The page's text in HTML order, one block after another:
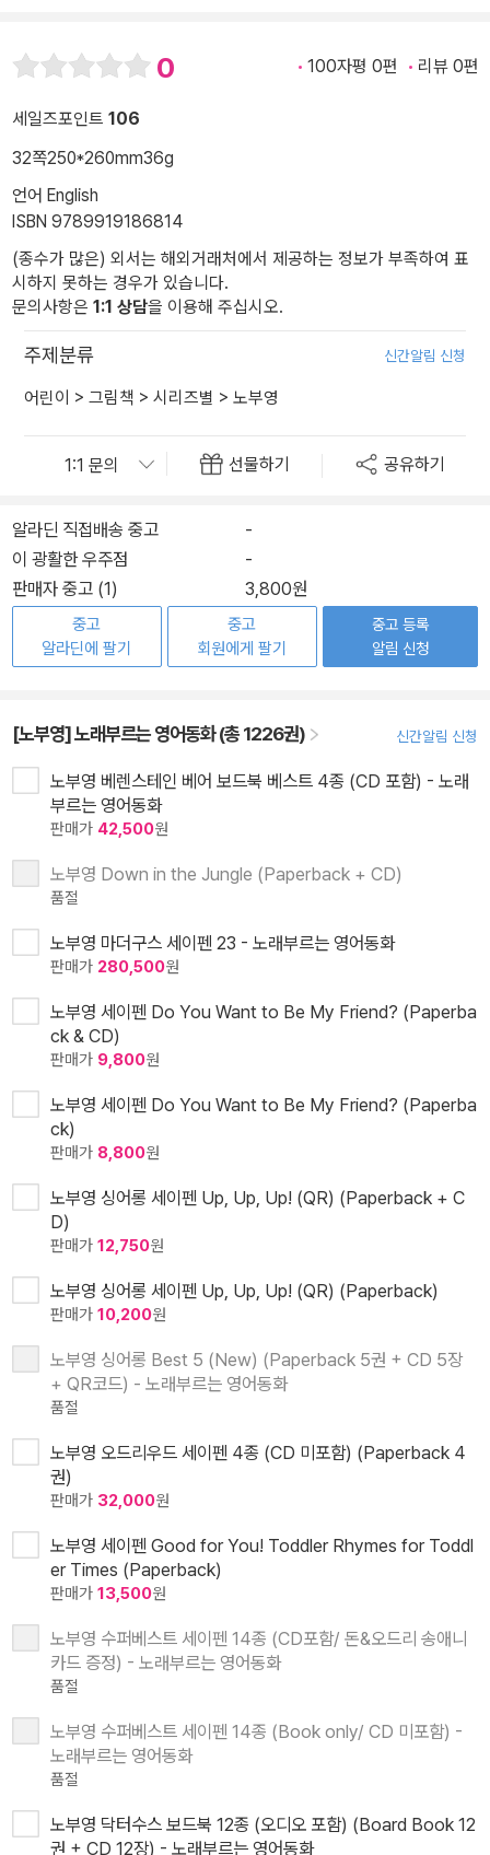
0 100자평 0편 리뷰 0편
세일즈포인트 106
32쪽250*260mm36g
언어 English
ISBN 9789919186814
(종수가 많은) 외서는 해외거래처에서 제공하는 정보가 부족하여 표
시하지 못하는 경우가 있습니다.
문의사항은 1:1 상담을 이용해 주십시오.
주제분류 신간알림 신청
어린이 > 그림책 > 시리즈별 > 노부영
선물하기 공유하기
알라딘 직접배송 중고
-
이 광활한 우주점
-
판매자 중고 (1)
3,800원
중고
알라딘에 팔기
중고
회원에게 팔기
중고 등록
알림 신청
[노부영] 노래부르는 영어동화 (총 1226권) 신간알림 신청
노부영 베렌스테인 베어 보드북 베스트 4종 (CD 포함) - 노래
부르는 영어동화
판매가 42,500원
노부영 Down in the Jungle (Paperback + CD)
품절
노부영 마더구스 세이펜 23 - 노래부르는 영어동화
판매가 280,500원
노부영 세이펜 Do You Want to Be My Friend? (Paperba
ck & CD)
판매가 9,800원
노부영 세이펜 Do You Want to Be My Friend? (Paperba
ck)
판매가 8,800원
노부영 싱어롱 세이펜 Up, Up, Up! (QR) (Paperback + C
D)
판매가 12,750원
노부영 싱어롱 세이펜 Up, Up, Up! (QR) (Paperback)
판매가 10,200원
노부영 싱어롱 Best 5 (New) (Paperback 5권 + CD 5장
+ QR코드) - 노래부르는 영어동화
품절
노부영 오드리우드 세이펜 4종 (CD 미포함) (Paperback 4
권)
판매가 32,000원
노부영 세이펜 Good for You! Toddler Rhymes for Toddl
er Times (Paperback)
판매가 13,500원
노부영 수퍼베스트 세이펜 14종 (CD포함/ 돈&오드리 송애니
카드 증정) - 노래부르는 영어동화
품절
노부영 수퍼베스트 세이펜 14종 (Book only/ CD 미포함) -
노래부르는 영어동화
품절
노부영 닥터수스 보드북 12종 (오디오 포함) (Board Book 12
권 + CD 12장) - 노래부르는 영어동화